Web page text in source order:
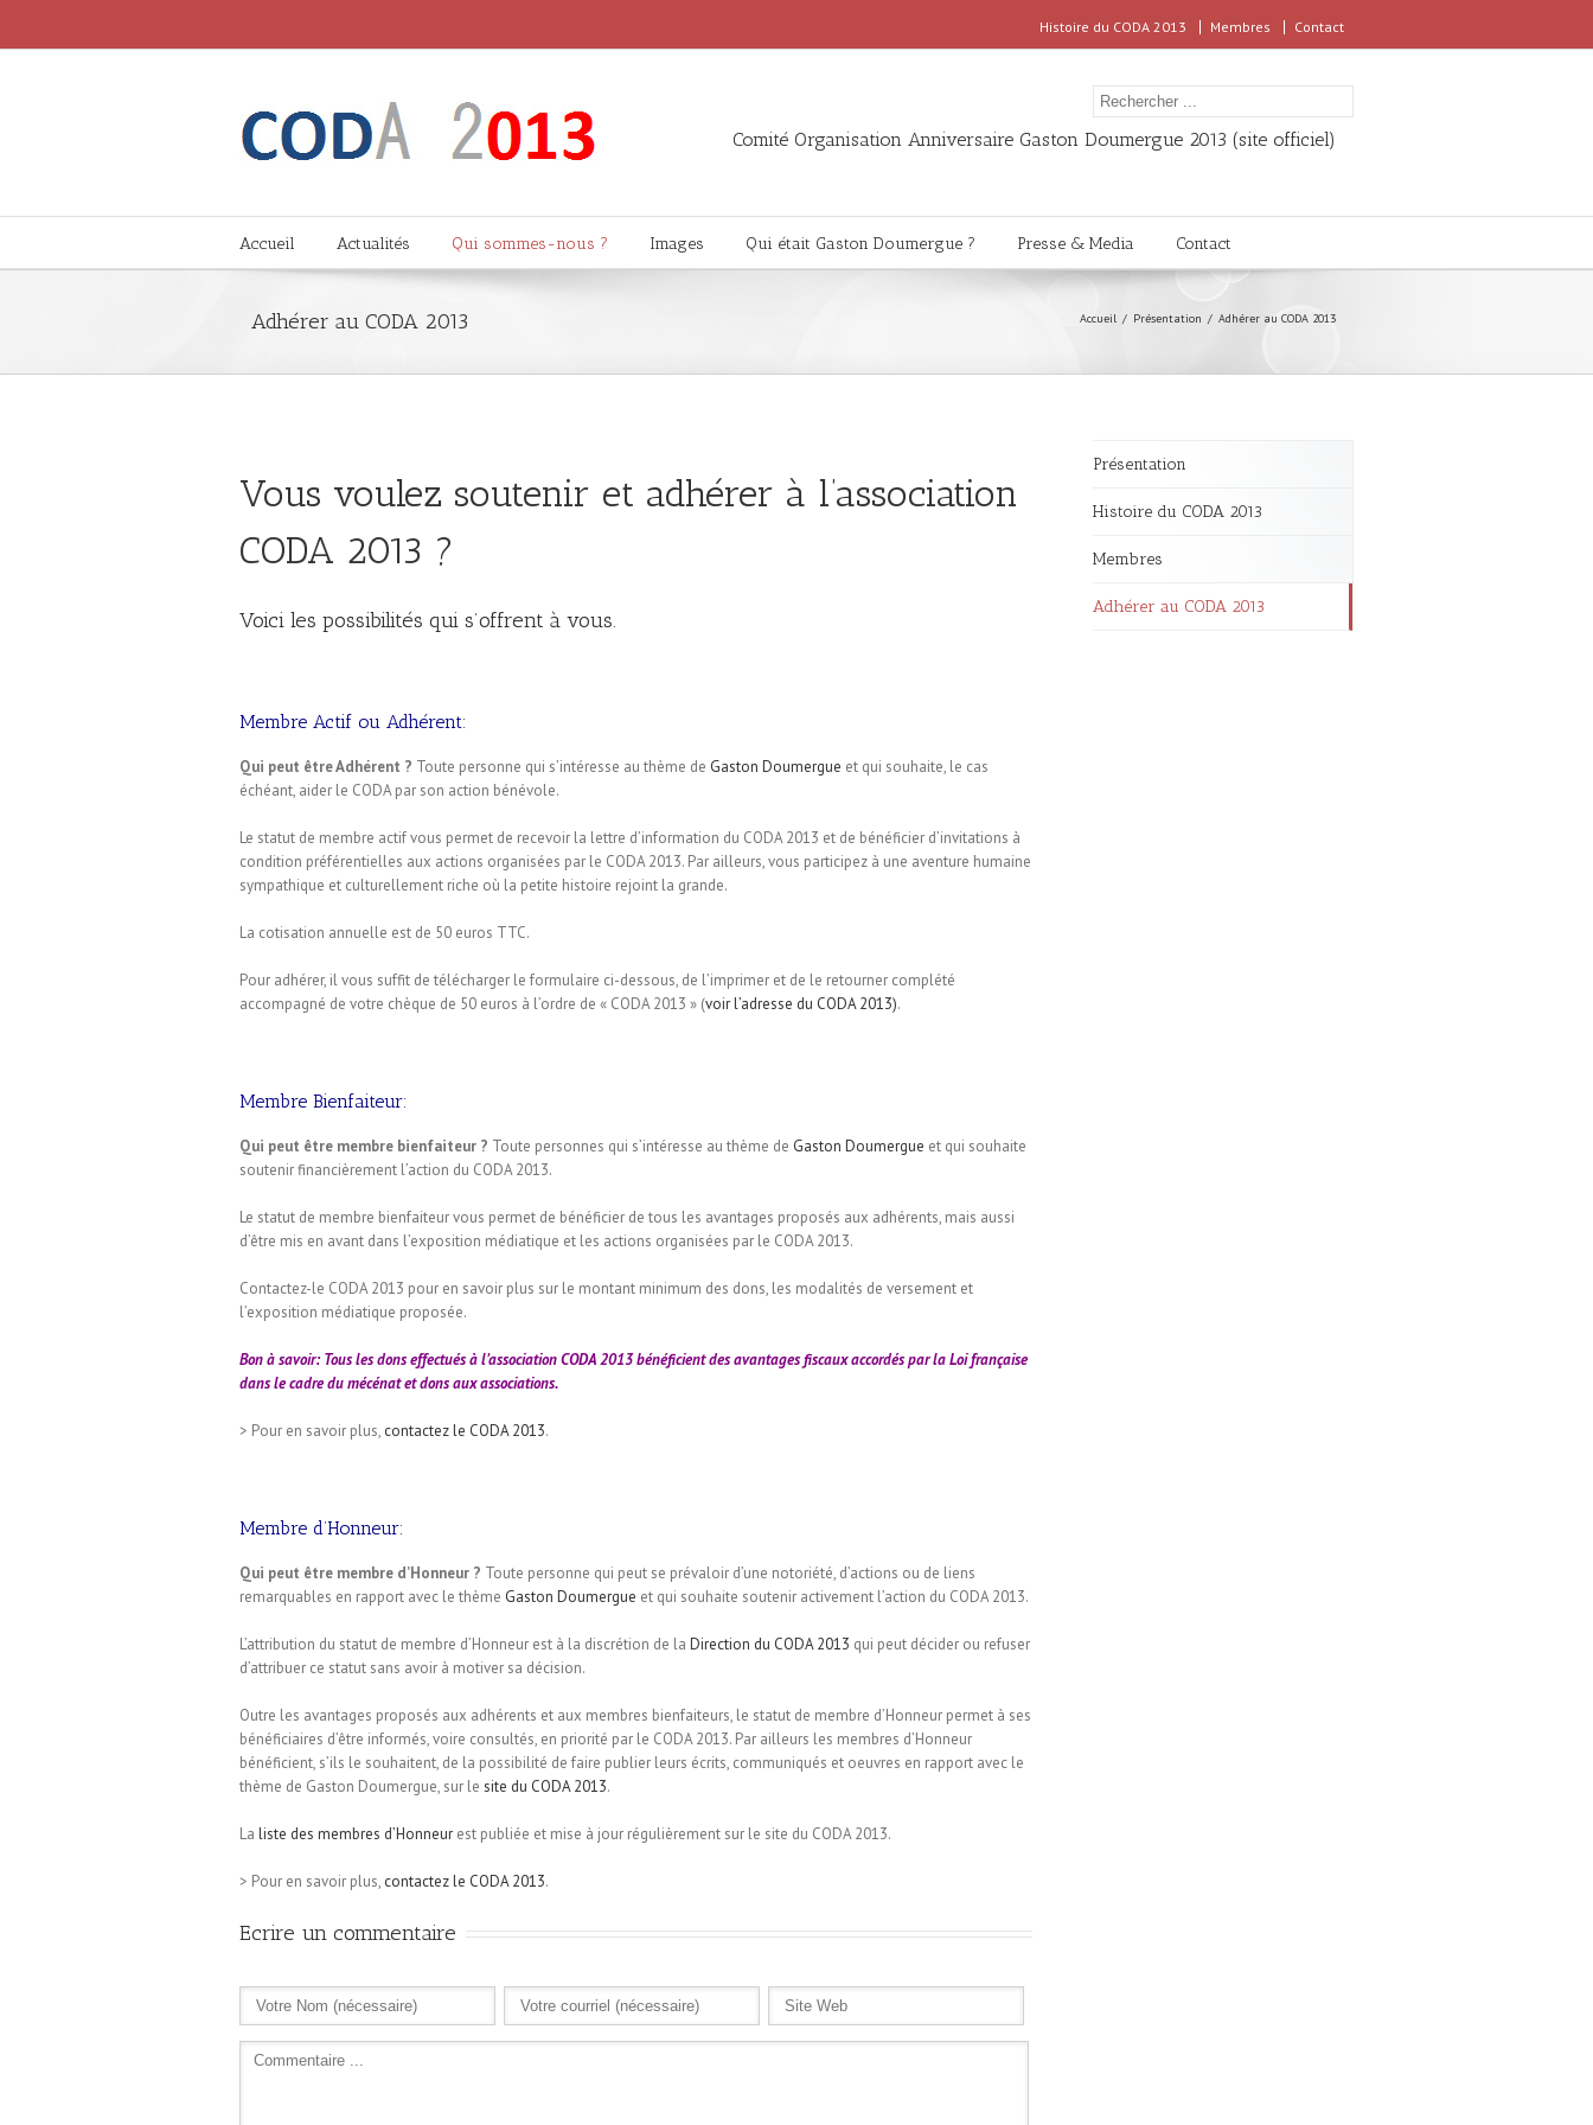
Histoire du CODA 2013 Membres Contact
Comité Organisation Anniversaire Gaston Doumergue 2013 (site officiel)
Accueil Actualités Qui sommes-nous ? Images Qui était Gaston Doumergue ? Presse & Media Contact
Adhérer au CODA 2013 Accueil Présentation Adhérer au CODA 2013
Vous voulez soutenir et adhérer à l’association
CODA 2013 ?
Voici les possibilités qui s’offrent à vous.
Membre Actif ou Adhérent:
Qui peut être Adhérent ? Toute personne qui s’intéresse au thème de Gaston Doumergue et qui souhaite, le cas
échéant, aider le CODA par son action bénévole.
Le statut de membre actif vous permet de recevoir la lettre d’information du CODA 2013 et de bénéficier d’invitations à
condition préférentielles aux actions organisées par le CODA 2013. Par ailleurs, vous participez à une aventure humaine
sympathique et culturellement riche où la petite histoire rejoint la grande.
La cotisation annuelle est de 50 euros TTC.
Pour adhérer, il vous suffit de télécharger le formulaire ci-dessous, de l’imprimer et de le retourner complété
accompagné de votre chèque de 50 euros à l’ordre de « CODA 2013 » (voir l’adresse du CODA 2013).
Membre Bienfaiteur:
Qui peut être membre bienfaiteur ? Toute personnes qui s’intéresse au thème de Gaston Doumergue et qui souhaite
soutenir financièrement l’action du CODA 2013.
Le statut de membre bienfaiteur vous permet de bénéficier de tous les avantages proposés aux adhérents, mais aussi
d’être mis en avant dans l’exposition médiatique et les actions organisées par le CODA 2013.
Contactez-le CODA 2013 pour en savoir plus sur le montant minimum des dons, les modalités de versement et
l’exposition médiatique proposée.
Bon à savoir: Tous les dons effectués à l’association CODA 2013 bénéficient desavantages fiscaux accordés par la Loi française
dans le cadre du mécénat et dons aux associations.
> Pour en savoir plus, contactez le CODA 2013.
Membre d’Honneur:
Qui peut être membre d’Honneur ? Toute personne qui peut se prévaloir d’une notoriété, d’actions ou de liens
remarquables en rapport avec le thème Gaston Doumergue et qui souhaite soutenir activement l’action du CODA 2013.
L’attribution du statut de membre d’Honneur est à la discrétion de la Direction du CODA 2013 qui peut décider ou refuser
d’attribuer ce statut sans avoir à motiver sa décision.
Outre les avantages proposés aux adhérents et aux membres bienfaiteurs, le statut de membre d’Honneur permet à ses
bénéficiaires d’être informés, voire consultés, en priorité par le CODA 2013. Par ailleurs les membres d’Honneur
bénéficient, s’ils le souhaitent, de la possibilité de faire publier leurs écrits, communiqués et oeuvres en rapport avec le
thème de Gaston Doumergue, sur le site du CODA 2013.
La liste des membres d’Honneur est publiée et mise à jour régulièrement sur le site du CODA 2013.
> Pour en savoir plus, contactez le CODA 2013.
Ecrire un commentaire
Présentation
Histoire du CODA 2013
Membres
Adhérer au CODA 2013